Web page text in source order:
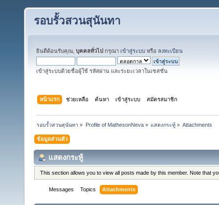
รอบรั้วสวนสุนันทา
ยินดีต้อนรับคุณ, บุคคลทั่วไป กรุณา เข้าสู่ระบบ หรือ ลงทะเบียน
เข้าสู่ระบบด้วยชื่อผู้ใช้ รหัสผ่าน และระยะเวลาในเซสชั่น
หน้าแรก ช่วยเหลือ ค้นหา เข้าสู่ระบบ สมัครสมาชิก
รอบรั้วสวนสุนันทา » Profile of MathesonNeva» แสดงกระทู้» Attachments
ข้อมูลส่วนตัว
แสดงกระทู้
This section allows you to view all posts made by this member. Note that
Messages Topics Attachments